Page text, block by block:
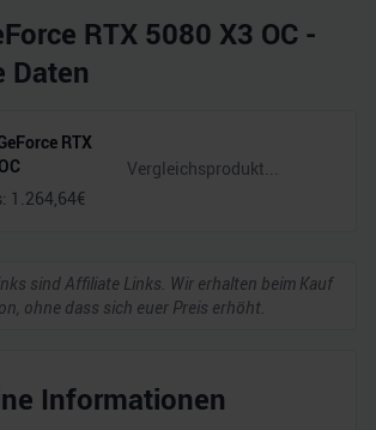
RTX 5080 X3 OC -
Daten
RTX
1.264,64€
sind Affiliate Links. Wir erhalten beim Kauf
ohne dass sich euer Preis erhöht.
Informationen